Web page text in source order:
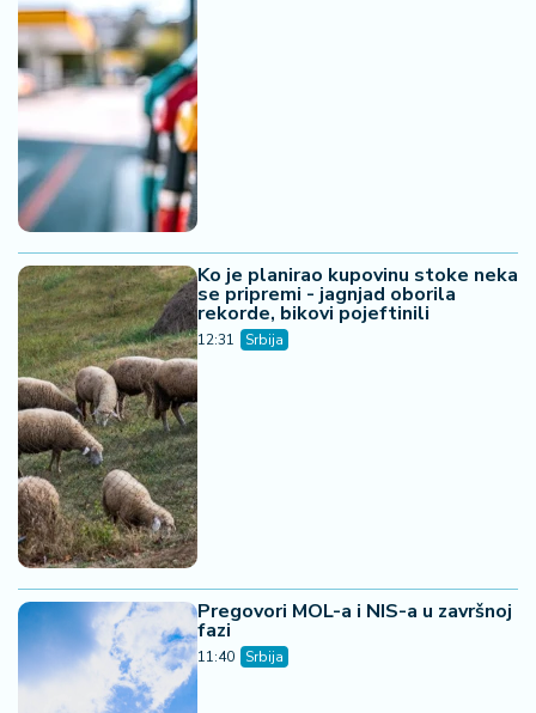
Ko je planirao kupovinu stoke neka
se pripremi - jagnjad oborila
rekorde, bikovi pojeftinili
12:31 Srbija
Pregovori MOL-a i NIS-a u završnoj
fazi
11:40 Srbija